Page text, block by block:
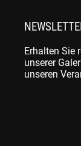
Erhalten Sie
unserer
unseren